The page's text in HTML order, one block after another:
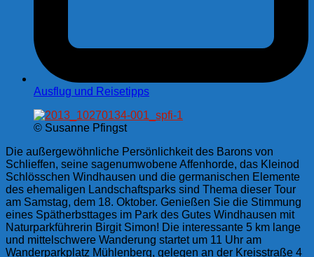
Ausflug und Reisetipps
© Susanne Pfingst
Die außergewöhnliche Persönlichkeit des Barons von
Schlieffen, seine sagenumwobene Affenhorde, das Kleinod
Schlösschen Windhausen und die germanischen Elemente
des ehemaligen Landschaftsparks sind Thema dieser Tour
am Samstag, dem 18. Oktober. Genießen Sie die Stimmung
eines Spätherbsttages im Park des Gutes Windhausen mit
Naturparkführerin Birgit Simon! Die interessante 5 km lange
und mittelschwere Wanderung startet um 11 Uhr am
Wanderparkplatz Mühlenberg, gelegen an der Kreisstraße 4